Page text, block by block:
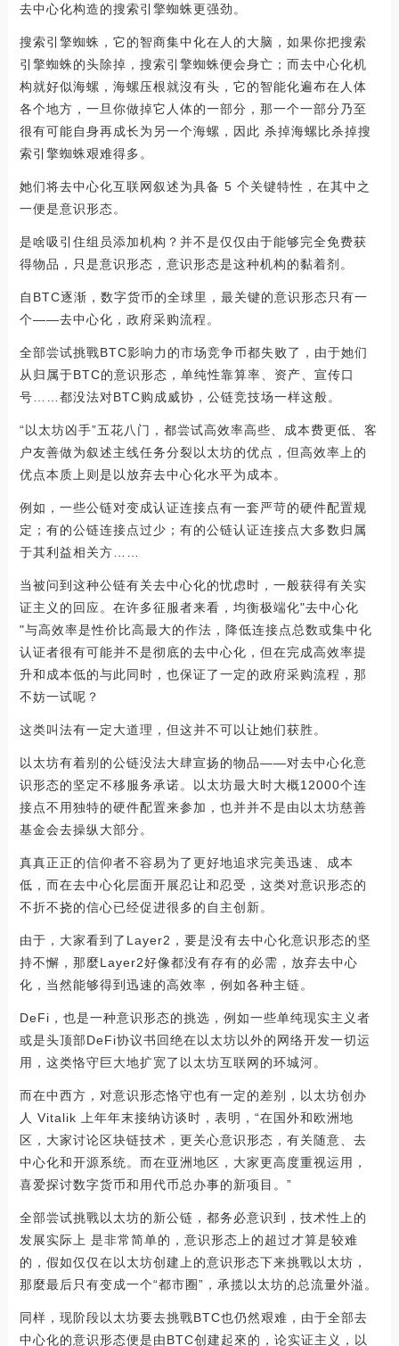
去中心化构造的搜索引擎蜘蛛更强劲。
搜索引擎蜘蛛，它的智商集中化在人的大脑，如果你把搜索
引擎蜘蛛的头除掉，搜索引擎蜘蛛便会身亡；而去中心化机
构就好似海螺，海螺压根就沒有头，它的智能化遍布在人体
各个地方，一旦你做掉它人体的一部分，那一个一部分乃至
很有可能自身再成长为另一个海螺，因此 杀掉海螺比杀掉搜
索引擎蜘蛛艰难得多。
她们将去中心化互联网叙述为具备 5 个关键特性，在其中之
一便是意识形态。
是啥吸引住组员添加机构？并不是仅仅由于能够完全免费获
得物品，只是意识形态，意识形态是这种机构的黏着剂。
自BTC逐渐，数字货币的全球里，最关键的意识形态只有一
个——去中心化，政府采购流程。
全部尝试挑戰BTC影响力的市场竞争币都失败了，由于她们
从归属于BTC的意识形态，单纯性靠算率、资产、宣传口
号……都没法对BTC购成威协，公链竞技场一样这般。
“以太坊凶手”五花八门，都尝试高效率高些、成本费更低、客
户友善做为叙述主线任务分裂以太坊的优点，但高效率上的
优点本质上则是以放弃去中心化水平为成本。
例如，一些公链对变成认证连接点有一套严苛的硬件配置规
定；有的公链连接点过少；有的公链认证连接点大多数归属
于其利益相关方……
当被问到这种公链有关去中心化的忧虑时，一般获得有关实
证主义的回应。在许多征服者来看，均衡极端化"去中心化
"与高效率是性价比高最大的作法，降低连接点总数或集中化
认证者很有可能并不是彻底的去中心化，但在完成高效率提
升和成本低的与此同时，也保证了一定的政府采购流程，那
不妨一试呢？
这类叫法有一定大道理，但这并不可以让她们获胜。
以太坊有着别的公链没法大肆宣扬的物品——对去中心化意
识形态的坚定不移服务承诺。以太坊最大时大概12000个连
接点不用独特的硬件配置来参加，也并并不是由以太坊慈善
基金会去操纵大部分。
真真正正的信仰者不容易为了更好地追求完美迅速、成本
低，而在去中心化层面开展忍让和忍受，这类对意识形态的
不折不挠的信心已经促进很多的自主创新。
由于，大家看到了Layer2，要是没有去中心化意识形态的坚
持不懈，那麼Layer2好像都没有存有的必需，放弃去中心
化，当然能够得到迅速的高效率，例如各种主链。
DeFi，也是一种意识形态的挑选，例如一些单纯现实主义者
或是头顶部DeFi协议书回绝在以太坊以外的网络开发一切运
用，这类恪守巨大地扩宽了以太坊互联网的环城河。
而在中西方，对意识形态恪守也有一定的差别，以太坊创办
人 Vitalik 上年年末接纳访谈时，表明，“在国外和欧洲地
区，大家讨论区块链技术，更关心意识形态，有关随意、去
中心化和开源系统。而在亚洲地区，大家更高度重视运用，
喜爱探讨数字货币和用代币总办事的新项目。”
全部尝试挑戰以太坊的新公链，都务必意识到，技术性上的
发展实际上 是非常简单的，意识形态上的超过才算是较难
的，假如仅仅在以太坊创建上的意识形态下来挑戰以太坊，
那麼最后只有变成一个“都市圈”，承揽以太坊的总流量外溢。
同样，现阶段以太坊要去挑戰BTC也仍然艰难，由于全部去
中心化的意识形态便是由BTC创建起來的，论实证主义，以